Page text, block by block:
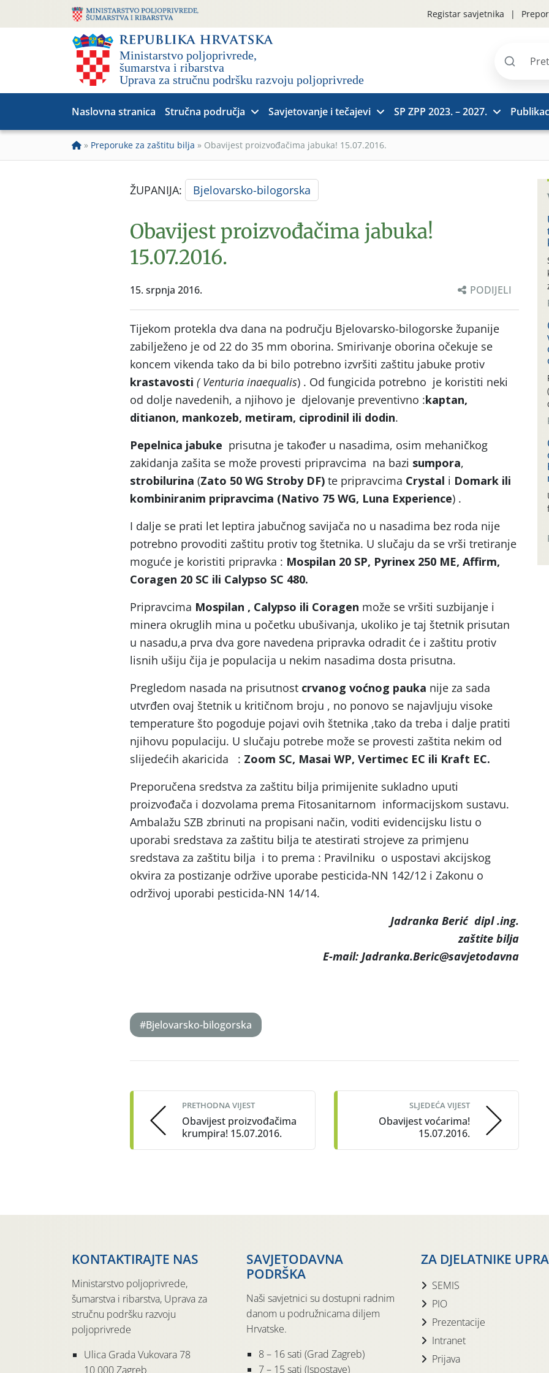
Registar savjetnika
Pretraži
Naslovna stranica Stručna područja Savjetovanje i tečajevi SP ZPP 2023. – 2027.
» Preporuke za zaštitu bilja » Obavijest proizvođačima jabuka! 15.07.2016.
ŽUPANIJA: Bjelovarsko-bilogorska
Obavijest proizvođačima jabuka!
15.07.2016.
15. srpnja 2016. PODIJELI
Tijekom protekla dva dana na području Bjelovarsko-bilogorske županije
zabilježeno je od 22 do 35 mm oborina. Smirivanje oborina očekuje se
koncem vikenda tako da bi bilo potrebno izvršiti zaštitu jabuke protiv
krastavosti ( Venturia inaequalis) . Od fungicida potrebno je koristiti neki
od dolje navedenih, a njihovo je djelovanje preventivno :kaptan,
ditianon, mankozeb, metiram, ciprodinil ili dodin.
Pepelnica jabuke prisutna je također u nasadima, osim mehaničkog
zakidanja zašita se može provesti pripravcima na bazi sumpora,
strobilurina (Zato 50 WG Stroby DF) te pripravcima Crystal i Domark ili
kombiniranim pripravcima (Nativo 75 WG, Luna Experience) .
I dalje se prati let leptira jabučnog savijača no u nasadima bez roda nije
potrebno provoditi zaštitu protiv tog štetnika. U slučaju da se vrši tretiranje
moguće je koristiti pripravka : Mospilan 20 SP, Pyrinex 250 ME, Affirm,
Coragen 20 SC ili Calypso SC 480.
Pripravcima Mospilan , Calypso ili Coragen može se vršiti suzbijanje i
minera okruglih mina u početku ubušivanja, ukoliko je taj štetnik prisutan
u nasadu,a prva dva gore navedena pripravka odradit će i zaštitu protiv
lisnih ušiju čija je populacija u nekim nasadima dosta prisutna.
Pregledom nasada na prisutnost crvanog voćnog pauka nije za sada
utvrđen ovaj štetnik u kritičnom broju , no ponovo se najavljuju visoke
temperature što pogoduje pojavi ovih štetnika ,tako da treba i dalje pratiti
njihovu populaciju. U slučaju potrebe može se provesti zaštita nekim od
slijedećih akaricida : Zoom SC, Masai WP, Vertimec EC ili Kraft EC.
Preporučena sredstva za zaštitu bilja primijenite sukladno uputi
proizvođača i dozvolama prema Fitosanitarnom informacijskom sustavu.
Ambalažu SZB zbrinuti na propisani način, voditi evidencijsku listu o
uporabi sredstava za zaštitu bilja te atestirati strojeve za primjenu
sredstava za zaštitu bilja i to prema : Pravilniku o uspostavi akcijskog
okvira za postizanje održive uporabe pesticida-NN 142/12 i Zakonu o
održivoj uporabi pesticida-NN 14/14.
Jadranka Berić dipl .ing.
zaštite bilja
E-mail: Jadranka.Beric@savjetodavna
#Bjelovarsko-bilogorska
navigation
PRETHODNA VIJEST
Obavijest proizvođačima
krumpira! 15.07.2016.
SLJEDEĆA VIJEST
Obavijest voćarima!
15.07.2016.
KONTAKTIRAJTE NAS
Ministarstvo poljoprivrede,
šumarstva i ribarstva, Uprava za
stručnu podršku razvoju
poljoprivrede
Ulica Grada Vukovara 78
10 000 Zagreb
SAVJETODAVNA
PODRŠKA
Naši savjetnici su dostupni radnim
danom u podružnicama diljem
Hrvatske.
8 – 16 sati (Grad Zagreb)
7 – 15 sati (Ispostave)
ZA DJELATNIKE
SEMIS
PIO
Prezentacije
Intranet
Prijava